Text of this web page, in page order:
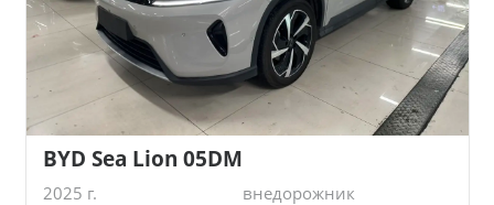
BYD Sea Lion 05DM
2025 г.
внедорожник